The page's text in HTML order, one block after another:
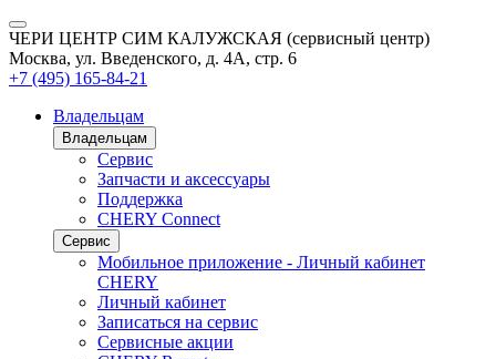
ЧЕРИ ЦЕНТР СИМ КАЛУЖСКАЯ (сервисный центр)
Москва, ул. Введенского, д. 4А, стр. 6
+7 (495) 165-84-21
Владельцам
Владельцам
Сервис
Запчасти и аксессуары
Поддержка
CHERY Connect
Сервис
Мобильное приложение - Личный кабинет
CHERY
Личный кабинет
Записаться на сервис
Сервисные акции